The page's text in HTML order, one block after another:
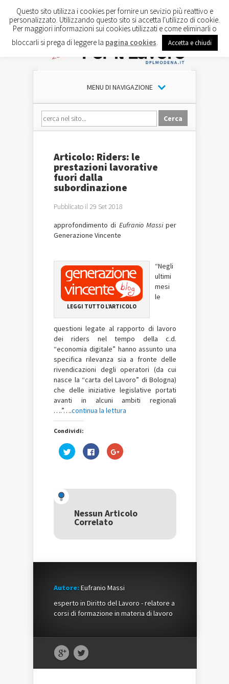
MENU DI NAVIGAZIONE
Articolo: Riders: le
prestazioni lavorative
fuori dalla
subordinazione
Pubblicato il 29 Set 2018
approfondimento di Eufranio Massiper
Generazione Vincente
LEGGI TUTTO L’ARTICOLO
“Negli
ultimi
mesi
le
questioni legate al rapporto di lavoro
dei riders nel tempo della c.d.
“economia digitale” hanno assunto una
specifica rilevanza sia a fronte delle
rivendicazioni degli operatori (da cui
nasce la “carta del Lavoro” di Bologna)
che delle iniziative legislative portati
avanti in alcuni ambiti regionali
….”….continua la lettura
Condividi:
Fai
clic
una
nuova
finestra)
Fai
clic
nuova
finestra)
Fai
clic
una
nuova
Nessun Articolo
Correlato
Autore:Eufranio Massi
esperto in Diritto del Lavoro - relatore a
corsi di formazione in materia di lavoro
Questo sito utilizza i cookies per fornire un sevizio più reattivo e
personalizzato. Utilizzando questo sito si accetta l'utilizzo di cookie.
Per maggiori informazioni sui cookies utilizzati e come eliminarli o
bloccarli si prega di leggere la pagina cookies Accetta e chiudi